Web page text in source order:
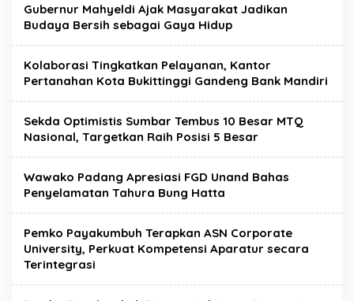
Gubernur Mahyeldi Ajak Masyarakat Jadikan
Budaya Bersih sebagai Gaya Hidup
Kolaborasi Tingkatkan Pelayanan, Kantor
Pertanahan Kota Bukittinggi Gandeng Bank Mandiri
Sekda Optimistis Sumbar Tembus 10 Besar MTQ
Nasional, Targetkan Raih Posisi 5 Besar
Wawako Padang Apresiasi FGD Unand Bahas
Penyelamatan Tahura Bung Hatta
Pemko Payakumbuh Terapkan ASN Corporate
University, Perkuat Kompetensi Aparatur secara
Terintegrasi